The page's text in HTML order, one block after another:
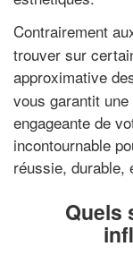
Contrairement
trouver sur
approximative
vous garantit
engageante de
incontournable
réussie, durable,
Quels